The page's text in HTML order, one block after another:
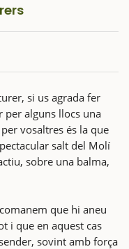
si us agrada fer
per alguns llocs una
vosaltres és la que
salt del Molí
sobre una balma,
que hi aneu
i que en aquest cas
sovint amb força